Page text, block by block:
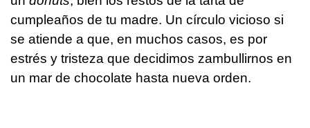
cumpleaños de tu madre. Un círculo vicioso si
se atiende a que, en muchos casos, es por
estrés y tristeza que decidimos zambullirnos en
un mar de chocolate hasta nueva orden.